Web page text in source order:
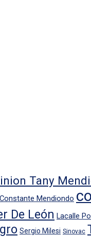
Tany
Constante Mendiondo
De León Lacalle
Sergio Milesi Sinovac